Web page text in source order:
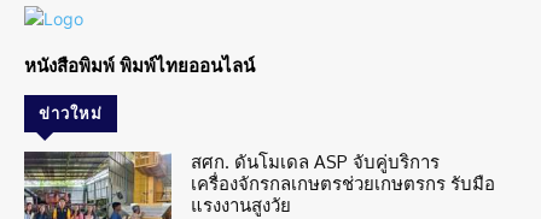
หนังสือพิมพ์ พิมพ์ไทยออนไลน์
ข่าวใหม่
สศก. ดันโมเดล ASP จับคู่บริการ
เครื่องจักรกลเกษตรช่วยเกษตรกร รับมือ
แรงงานสูงวัย